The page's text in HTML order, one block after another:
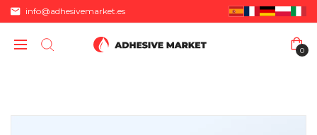
info@adhesivemarket.es
0